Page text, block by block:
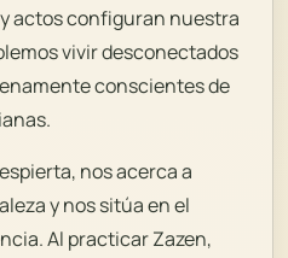
actos configuran nuestra
vivir desconectados
conscientes de
nos acerca a
y nos sitúa en el
Al practicar Zazen,